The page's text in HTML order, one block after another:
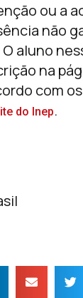
ou a
não
aluno
na
com
do Inep.